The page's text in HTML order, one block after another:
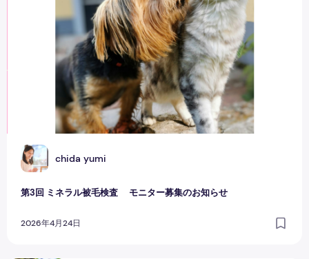
C chida yumi
第3回 ミネラル被毛検査 モニター募集のお知らせ
2026年4月24日